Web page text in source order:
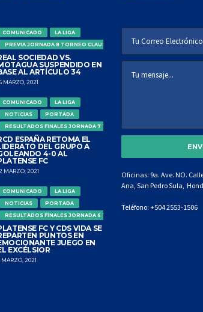
COMUNICADO
LA LIGA
PREVIA JORNADA 8 TORNEO CLAUSURA
SOCIEDAD VS.
SUSPENDIDO EN
AL ARTÍCULO 34
MARZO, 2021
COMUNICADO
LA LIGA
NOTICIAS
PORTADA
RESULTADOS FINALES JORNADA 7 TORNEO CLAUSURA
ESPAÑA RETOMA EL
DEL GRUPO A
4-0 AL
FC
MARZO, 2021
COMUNICADO
LA LIGA
NOTICIAS
PORTADA
RESULTADOS FINALES JORNADA 6 TORNEO CLAUSURA
FC Y CDS VIDA SE
PUNTOS EN
JUEGO EN
EXCÉLSIOR
MARZO, 2021
Oficinas: 9a. Ave. NO.
Ana, San Pedro Sula,
Teléfono: +504 2553-1506